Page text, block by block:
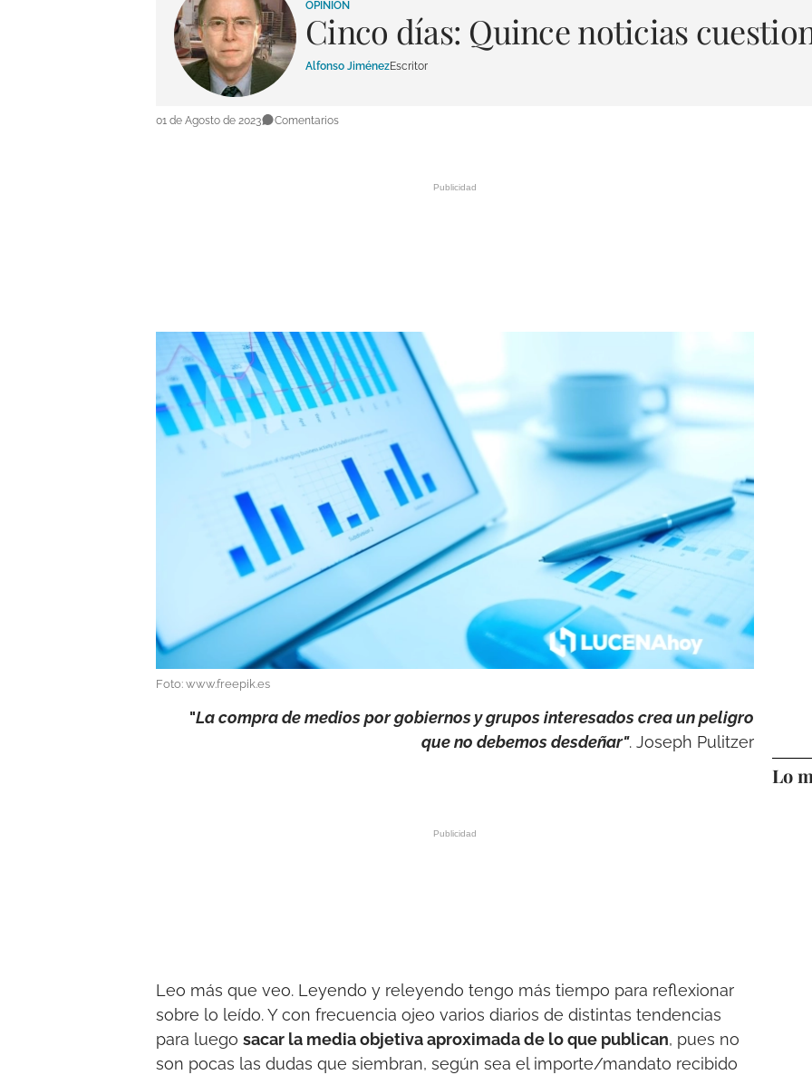
OPINIÓN
Cinco días: Quince noticias
Alfonso JiménezEscritor
01 de Agosto de 2023 Comentarios
Foto: www.freepik.es
"La compra de medios por gobiernos y grupos interesados crea un peligro
que no debemos desdeñar". Joseph Pulitzer
Leo más que veo. Leyendo y releyendo tengo más tiempo para reflexionar
sobre lo leído. Y con frecuencia ojeo varios diarios de distintas tendencias
para luego sacar la media objetiva aproximada de lo que publican, pues no
son pocas las dudas que siembran, según sea el importe/mandato recibido
Lo